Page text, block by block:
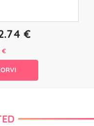
€
€